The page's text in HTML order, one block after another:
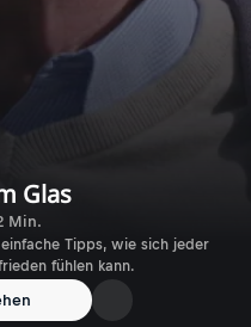
Glas
Min.
Tipps, wie sich jeder
fühlen kann.